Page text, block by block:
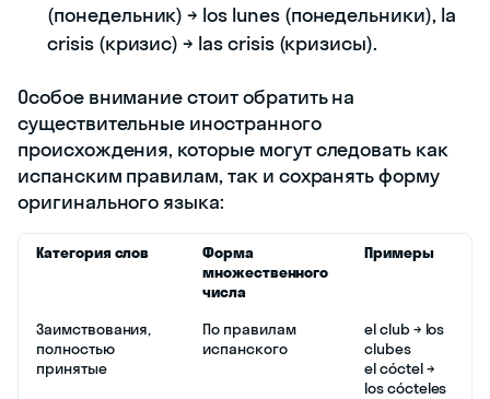
(понедельник) → los lunes (понедельники), la
crisis (кризис) → las crisis (кризисы).
Особое внимание стоит обратить на
существительные иностранного
происхождения, которые могут следовать как
испанским правилам, так и сохранять форму
оригинального языка:
Категория слов
Форма
множественного
числа
Примеры
Заимствования,
полностью
принятые
По правилам
испанского
el club → los
clubes
el cóctel →
los cócteles